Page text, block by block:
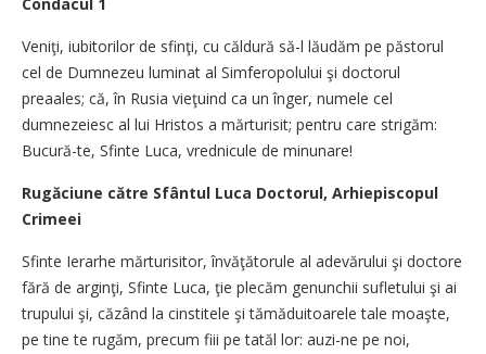
Veniţi, iubitorilor de sfinţi, cu căldură să-l lăudăm pe păstorul
cel de Dumnezeu luminat al Simferopolului şi doctorul
preaales; că, în Rusia vieţuind ca un înger, numele cel
dumnezeiesc al lui Hristos a mărturisit; pentru care strigăm:
Bucură-te, Sfinte Luca, vrednicule de minunare!
Rugăciune către Sfântul Luca Doctorul, Arhiepiscopul
Crimeei
Sfinte Ierarhe mărturisitor, învăţătorule al adevărului şi doctore
fără de arginţi, Sfinte Luca, ţie plecăm genunchii sufletului şi ai
trupului şi, căzând la cinstitele şi tămăduitoarele tale moaşte,
pe tine te rugăm, precum fiii pe tatăl lor: auzi-ne pe noi,